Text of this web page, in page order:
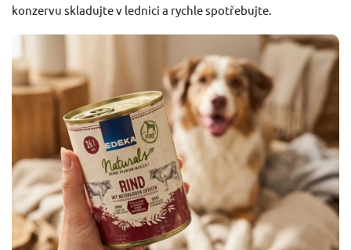
konzervu skladujte v lednici a rychle spotřebujte.